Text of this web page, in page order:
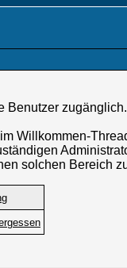
Willkommen-
solchen Bereich